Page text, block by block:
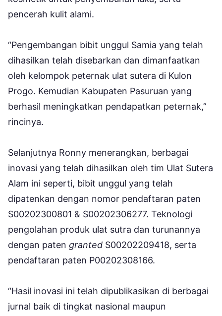
pencerah kulit alami.
“Pengembangan bibit unggul Samia yang telah
dihasilkan telah disebarkan dan dimanfaatkan
oleh kelompok peternak ulat sutera di Kulon
Progo. Kemudian Kabupaten Pasuruan yang
berhasil meningkatkan pendapatkan peternak,”
rincinya.
Selanjutnya Ronny menerangkan, berbagai
inovasi yang telah dihasilkan oleh tim Ulat Sutera
Alam ini seperti, bibit unggul yang telah
dipatenkan dengan nomor pendaftaran paten
S00202300801 & S00202306277. Teknologi
pengolahan produk ulat sutra dan turunannya
dengan paten granted S00202209418, serta
pendaftaran paten P00202308166.
“Hasil inovasi ini telah dipublikasikan di berbagai
jurnal baik di tingkat nasional maupun